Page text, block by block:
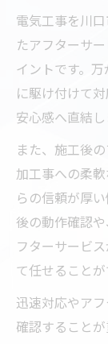
電気工事を川
たアフターサ
イントです。
に駆け付けて
安心感へ直結し
また、施工後
加工事への柔
らの信頼が厚
後の動作確認
フターサービ
て任せることが
迅速対応やア
確認すること